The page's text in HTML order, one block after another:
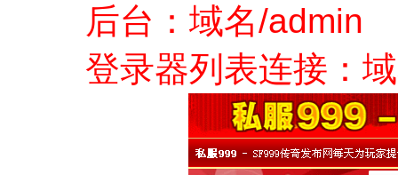
后台：域名/
登录器列表连接：